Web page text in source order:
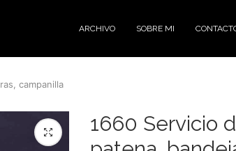
ARCHIVO SOBRE MI
campanilla
1660 Servicio